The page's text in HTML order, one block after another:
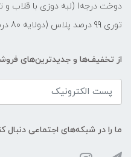
دوخت درجه1 (لبه دوزی با قلاب و تسمه قوی‌تر)
توری 99 درصد پلاس (دولایه 80 درصد با دوخت درجه1)
از تخفیف‌ها و جدیدترین‌های
ما را در شبکه‌های اجتماعی دنبال